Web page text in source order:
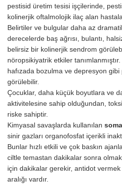
pestisid üretim tesisi işçilerinde,
kolinerjik oftalmolojik ilaç alan
Belirtiler ve bulgular daha az
derecelerde baş ağrısı, bulantı,
belirsiz bir kolinerjik sendrom
nöropsikiyatrik etkiler
hafızada bozulma ve depresyon gibi
görülebilir.
Çocuklar, daha küçük boyutlara ve
aktivitelesine sahip olduğundan,
riske sahiptir.
Kimyasal savaşlarda kullanılan
sinir gazları organofosfat içerikli
Bunlar hızlı etkili ve çok baskın
ciltle temastan dakikalar sonra
için dakikalar gerekir, antidot
aralığı vardır.